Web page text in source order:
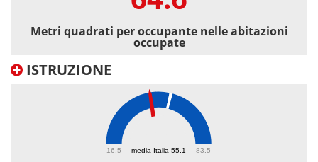
Metri quadrati per occupante nelle abitazioni
occupate
ISTRUZIONE
media Italia 55.1
16.5 83.5